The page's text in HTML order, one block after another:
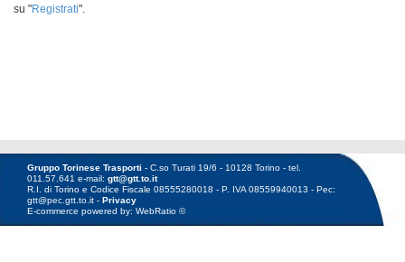
su "Registrati".
Gruppo Torinese Trasporti - C.so Turati 19/6 - 10128 Torino - tel.
011.57.641 e-mail:gtt@gtt.to.it
R.I. di Torino e Codice Fiscale 08555280018 - P. IVA 08559940013 - Pec:
gtt@pec.gtt.to.it -Privacy
E-commerce powered by: WebRatio ©